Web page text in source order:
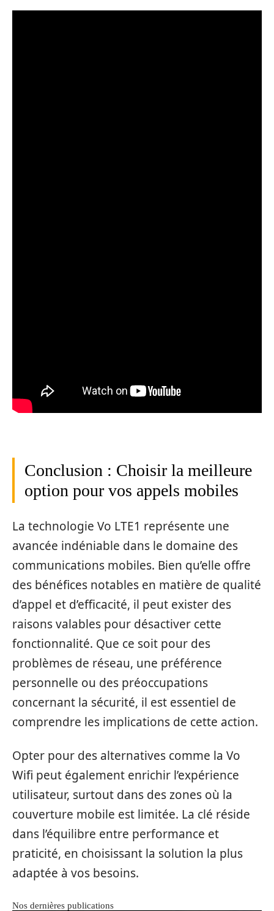
Conclusion : Choisir la meilleure
option pour vos appels mobiles
La technologie Vo LTE1 représente une
avancée indéniable dans le domaine des
communications mobiles. Bien qu’elle offre
des bénéfices notables en matière de qualité
d’appel et d’efficacité, il peut exister des
raisons valables pour désactiver cette
fonctionnalité. Que ce soit pour des
problèmes de réseau, une préférence
personnelle ou des préoccupations
concernant la sécurité, il est essentiel de
comprendre les implications de cette action.
Opter pour des alternatives comme la Vo
Wifi peut également enrichir l’expérience
utilisateur, surtout dans des zones où la
couverture mobile est limitée. La clé réside
dans l’équilibre entre performance et
praticité, en choisissant la solution la plus
adaptée à vos besoins.
Nos dernières publications